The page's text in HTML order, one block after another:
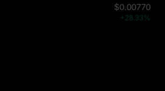
$0.00770
+28.33%